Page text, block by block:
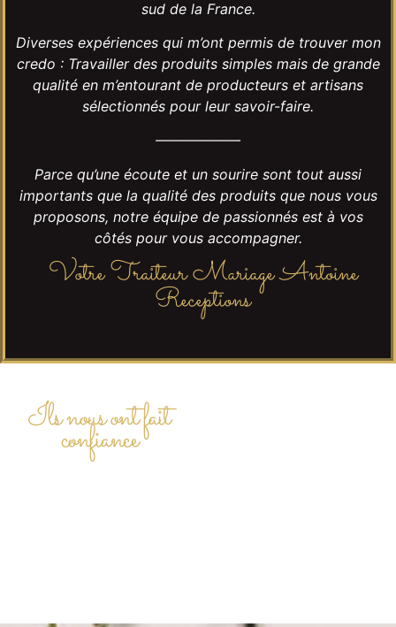
sud de la France.
Diverses expériences qui m’ont permis de trouver mon
credo : Travailler des produits simples mais de grande
qualité en m’entourant de producteurs et artisans
sélectionnés pour leur savoir-faire.
——————
Parce qu’une écoute et un sourire sont tout aussi
importants que la qualité des produits que nous vous
proposons, notre équipe de passionnés est à vos
côtés pour vous accompagner.
Votre Traiteur Mariage Antoine
Receptions
Ils nous ont fait
confiance